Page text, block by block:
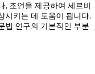
, 조언을 제공하여 세르비
시키는 데 도움이 됩니다.
법 연구의 기본적인 부분